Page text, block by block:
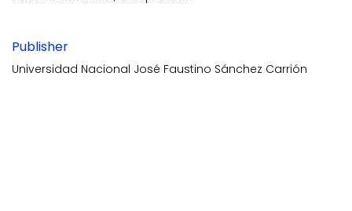
Publisher
Universidad Nacional José Faustino Sánchez Carrión